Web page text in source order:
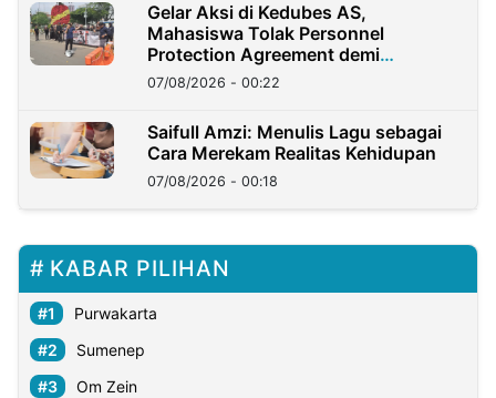
Gelar Aksi di Kedubes AS,
Mahasiswa Tolak Personnel
Protection Agreement demi
Kedaulatan Negara
07/08/2026 - 00:22
Saifull Amzi: Menulis Lagu sebagai
Cara Merekam Realitas Kehidupan
07/08/2026 - 00:18
KABAR PILIHAN
Purwakarta
Sumenep
Om Zein